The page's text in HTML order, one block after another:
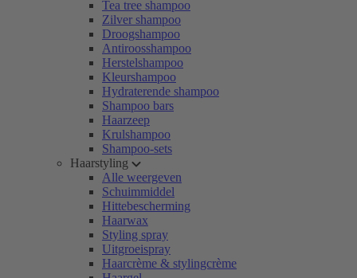
Tea tree shampoo
Zilver shampoo
Droogshampoo
Antiroosshampoo
Herstelshampoo
Kleurshampoo
Hydraterende shampoo
Shampoo bars
Haarzeep
Krulshampoo
Shampoo-sets
Haarstyling
Alle weergeven
Schuimmiddel
Hittebescherming
Haarwax
Styling spray
Uitgroeispray
Haarcrème & stylingcrème